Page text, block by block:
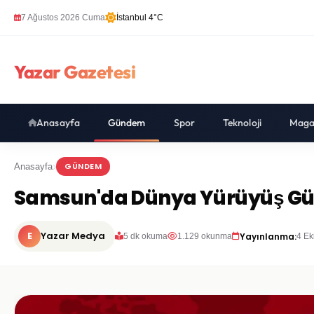
7 Ağustos 2026 Cuma İstanbul 4°C
Yazar Gazetesi
Anasayfa Gündem Spor Teknoloji
Anasayfa GÜNDEM
Samsun'da Dünya Yürüyüş
E Yazar Medya 5 dk okuma 1.129 okunma Yayınlanma:4